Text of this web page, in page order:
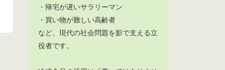
・帰宅が遅いサラリーマン
・買い物が難しい高齢者
など、現代の社会問題を影で支える立
役者です。